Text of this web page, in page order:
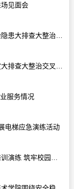
见面会
服务情况
电梯应急演练活动